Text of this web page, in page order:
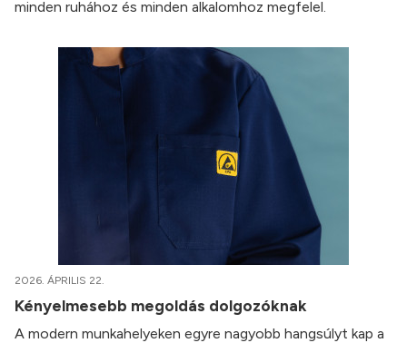
minden ruhához és minden alkalomhoz megfelel.
2026. ÁPRILIS 22.
Kényelmesebb megoldás dolgozóknak
A modern munkahelyeken egyre nagyobb hangsúlyt kap a